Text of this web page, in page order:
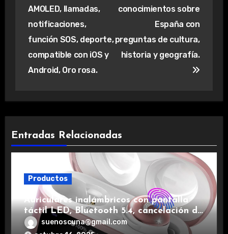
entradas
AMOLED, llamadas,
notificaciones,
función SOS, deporte,
compatible con iOS y
Android, Oro rosa.
conocimientos sobre
España con
preguntas de cultura,
historia y geografía.
Entradas Relacionadas
Productos
Auriculares inalámbricos con pantalla
táctil LED, Bluetooth 5.4, cancelación de
ruido, impermeables y de larga duración.
suenoscuna@gmail.com